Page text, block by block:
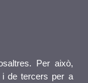
Per això,
i de tercers per a